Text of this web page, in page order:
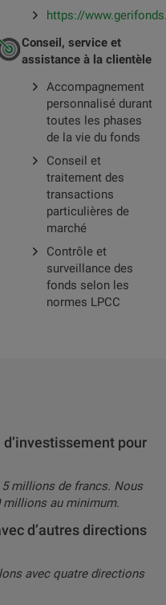
https://
Conseil, service et
assistance à la clientèle
Accompagnement
personnalisé durant
toutes les phases
de la vie du fonds
Conseil et
traitement des
transactions
particulières de
marché
Contrôle et
surveillance des
fonds selon les
normes LPCC
pour
millions de francs. Nous
au minimum.
d’autres directions
avec quatre directions